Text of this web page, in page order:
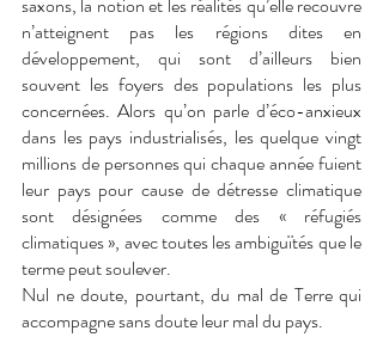
saxons, la notion et les réalités qu’elle recouvre
n’atteignent pas les régions dites en
développement, qui sont d’ailleurs bien
souvent les foyers des populations les plus
concernées. Alors qu’on parle d’éco-anxieux
dans les pays industrialisés, les quelque vingt
millions de personnes qui chaque année fuient
leur pays pour cause de détresse climatique
sont désignées comme des « réfugiés
climatiques », avec toutes les ambiguïtés que le
terme peut soulever.
Nul ne doute, pourtant, du mal de Terre qui
accompagne sans doute leur mal du pays.